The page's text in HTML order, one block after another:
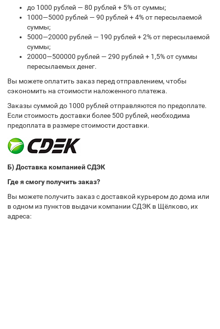
до 1000 рублей — 80 рублей + 5% от суммы;
1000—5000 рублей — 90 рублей + 4% от пересылаемой
суммы;
5000—20000 рублей — 190 рублей + 2% от пересылаемой
суммы;
20000—500000 рублей — 290 рублей + 1,5% от суммы
пересылаемых денег.
Вы можете оплатить заказ перед отправлением, чтобы
сэкономить на стоимости наложенного платежа.
Заказы суммой до 1000 рублей отправляются по предоплате.
Если стоимость доставки более 500 рублей, необходима
предоплата в размере стоимости доставки.
Б) Доставка компанией СДЭК
Где я смогу получить заказ?
Вы можете получить заказ с доставкой курьером до дома или
в одном из пунктов выдачи компании СДЭК в Щёлково, их
адреса: